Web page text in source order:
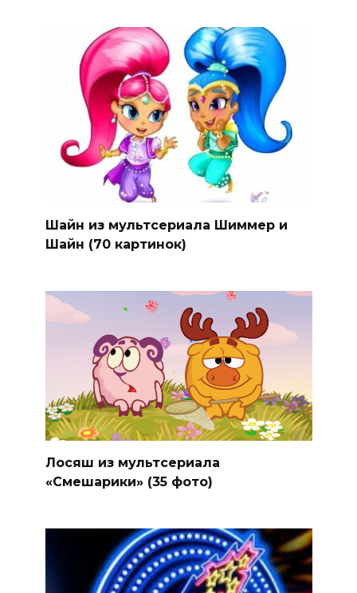
Шайн из мультсериала Шиммер и
Шайн (70 картинок)
Лосяш из мультсериала
«Смешарики» (35 фото)